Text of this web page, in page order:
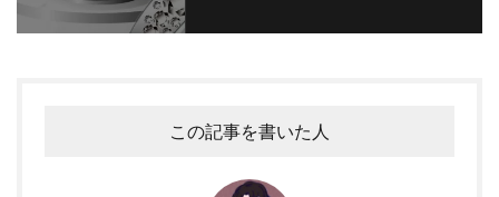
人間の寿命は何で決まる？
この記事を書いた人